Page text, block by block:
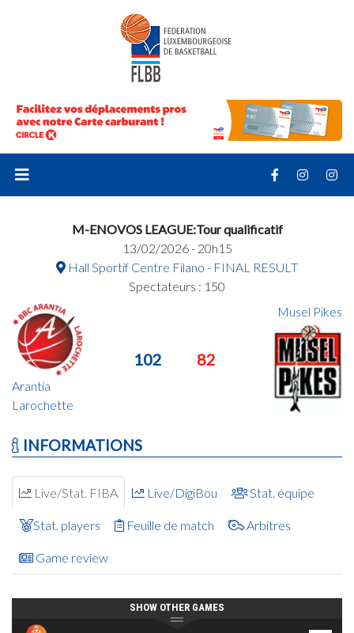
M-ENOVOS LEAGUE:Tour qualificatif
13/02/2026 - 20h15
Hall Sportif Centre Filano - FINAL RESULT
Spectateurs : 150
Arantia
Larochette
102 82
Musel Pikes
INFORMATIONS
Live/Stat. FIBA Live/DigiBou Stat. équipe
Stat. players Feuille de match Arbitres
Game review